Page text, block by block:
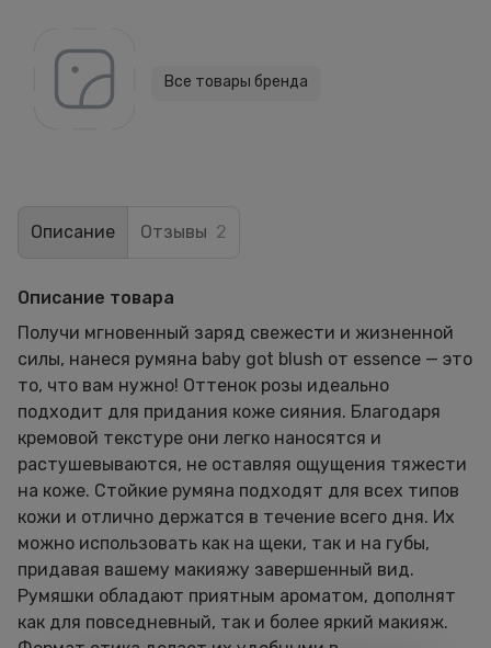
Все товары бренда
Описание Отзывы 2
Описание товара
Получи мгновенный заряд свежести и жизненной
силы, нанеся румяна baby got blush от essence — это
то, что вам нужно! Оттенок розы идеально
подходит для придания коже сияния. Благодаря
кремовой текстуре они легко наносятся и
растушевываются, не оставляя ощущения тяжести
на коже. Стойкие румяна подходят для всех типов
кожи и отлично держатся в течение всего дня. Их
можно использовать как на щеки, так и на губы,
придавая вашему макияжу завершенный вид.
Румяшки обладают приятным ароматом, дополнят
как для повседневный, так и более яркий макияж.